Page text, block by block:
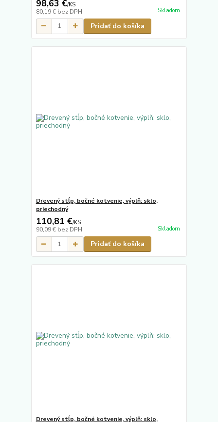
98,63 €/KS
80,19 € bez DPH Skladom
Pridať do košíka
Drevený stĺp, bočné kotvenie, výplň: sklo,
priechodný
110,81 €/KS
90,09 € bez DPH Skladom
Pridať do košíka
Drevený stĺp, bočné kotvenie, výplň: sklo,